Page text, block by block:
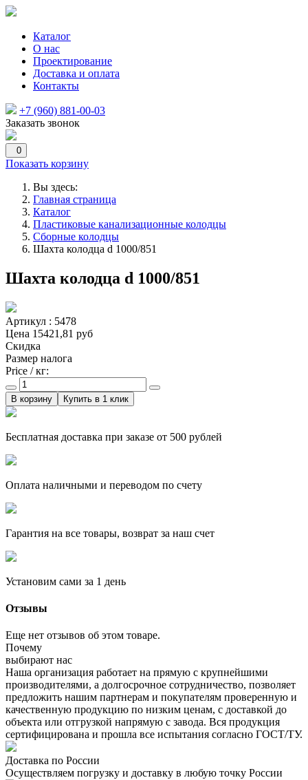
Каталог
О нас
Проектирование
Доставка и оплата
Контакты
+7 (960) 881-00-03
Заказать звонок
0
Показать корзину
Вы здесь:
Главная страница
Каталог
Пластиковые канализационные колодцы
Сборные колодцы
Шахта колодца d 1000/851
Шахта колодца d 1000/851
Артикул : 5478
Цена 15421,81 руб
Скидка
Размер налога
Price / кг:
Купить в 1 клик
Бесплатная доставка при заказе от 500 рублей
Оплата наличными и переводом по счету
Гарантия на все товары, возврат за наш счет
Установим сами за 1 день
Отзывы
Еще нет отзывов об этом товаре.
Почему
выбирают нас
Наша организация работает на прямую с крупнейшими
производителями, а долгосрочное сотрудничество, позволяет
предложить нашим партнерам и покупателям проверенную и
качественную продукцию по низким ценам, с доставкой до
объекта или отгрузкой напрямую с завода. Вся продукция
сертифицирована и прошла все испытания согласно ГОСТ/ТУ.
Доставка по России
Осуществляем погрузку и доставку в любую точку России